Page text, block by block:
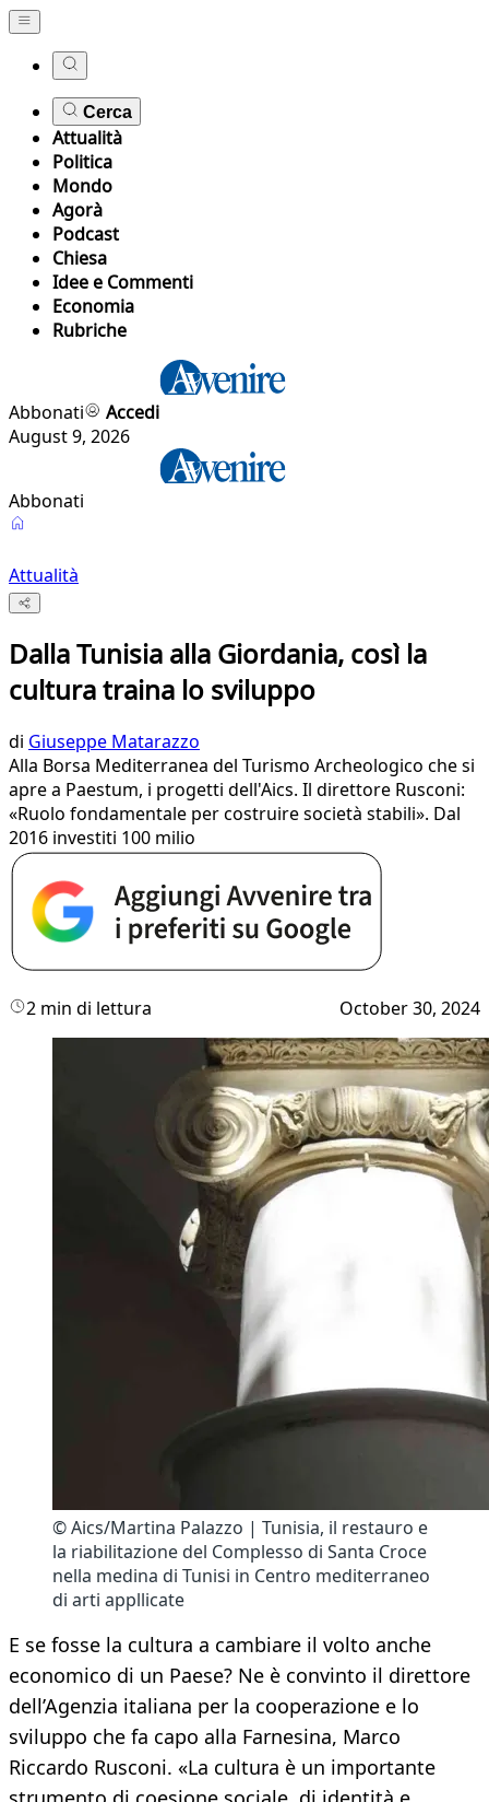
Cerca
Attualità
Politica
Mondo
Agorà
Podcast
Chiesa
Idee e Commenti
Economia
Rubriche
Abbonati
Accedi
August 9, 2026
Abbonati
Attualità
Dalla Tunisia alla Giordania, così la
cultura traina lo sviluppo
di Giuseppe Matarazzo
Alla Borsa Mediterranea del Turismo Archeologico che si
apre a Paestum, i progetti dell'Aics. Il direttore Rusconi:
«Ruolo fondamentale per costruire società stabili». Dal
2016 investiti 100 milio
2 min di lettura October 30, 2024
© Aics/Martina Palazzo | Tunisia, il restauro e
la riabilitazione del Complesso di Santa Croce
nella medina di Tunisi in Centro mediterraneo
di arti appllicate
E se fosse la cultura a cambiare il volto anche
economico di un Paese? Ne è convinto il direttore
dell’Agenzia italiana per la cooperazione e lo
sviluppo che fa capo alla Farnesina, Marco
Riccardo Rusconi. «La cultura è un importante